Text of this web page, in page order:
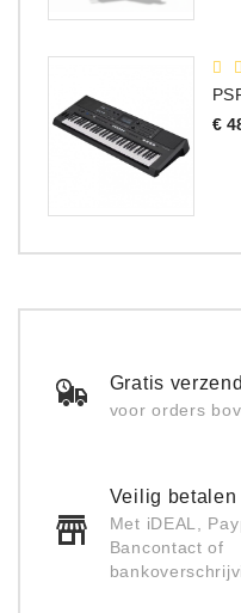
€
Gratis
voor orders
Veilig betalen
Met iDEAL,
Bancontact of